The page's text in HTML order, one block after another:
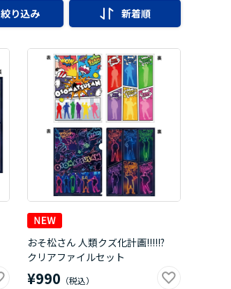
絞り込み 新着順
おそ松さん 人類クズ化計画!!!!!?
クリアファイルセット
¥990